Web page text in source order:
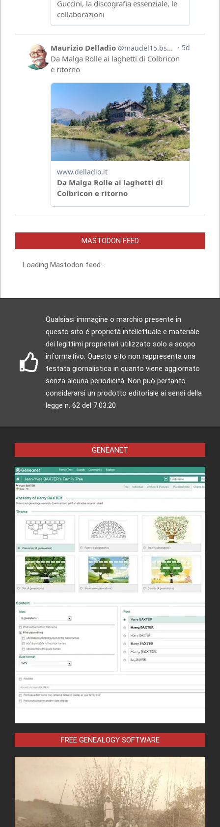
MASTODON FEED
Loading Mastodon feed...
Qualsiasi immagine o marchio presente in
questo sito è proprietà intellettuale e materiale
dei legittimi proprietari utilizzato solo a scopo
informativo. Questo sito non rappresenta una
testata giornalistica in quanto viene aggiornato
senza alcuna periodicità. Non può pertanto
considerarsi un prodotto editoriale ai sensi della
legge n. 62 del 7.03.20
GENEANET
FREE GENEALOGY SOFTWARE